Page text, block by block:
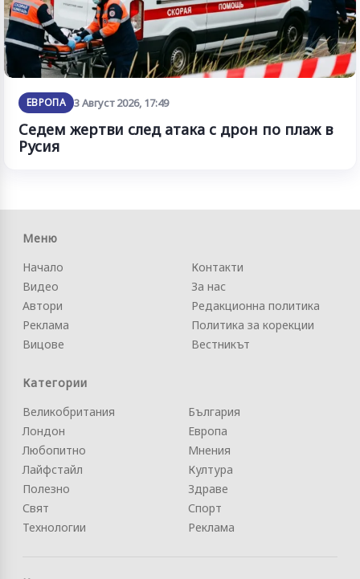
ЕВРОПА 3 Август 2026, 17:49
Седем жертви след атака с дрон по плаж в
Русия
Меню
Начало
Видео
Автори
Реклама
Вицове
Контакти
За нас
Редакционна политика
Политика за корекции
Вестникът
Категории
Великобритания
Лондон
Любопитно
Лайфстайл
Полезно
Свят
Технологии
България
Европа
Мнения
Култура
Здраве
Спорт
Реклама